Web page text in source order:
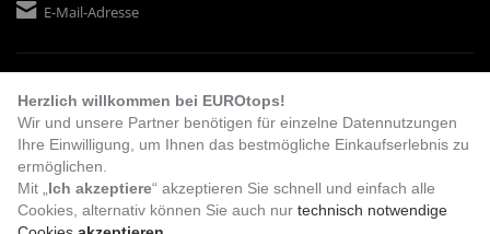
E-Mail-Adresse
Vorkasse Rechnung
Herzlich willkommen bei EUROtops!
Wir und unsere Partner benötigen für einzelne Datennutzungen
Ihre Einwilligung, um Ihnen das bestmögliche Einkaufserlebnis zu
ermöglichen.
Mit „ Ich akzeptiere“ akzeptieren Sie schnell und einfach alle
Cookies, alternativ können Sie auch nur technisch notwendige